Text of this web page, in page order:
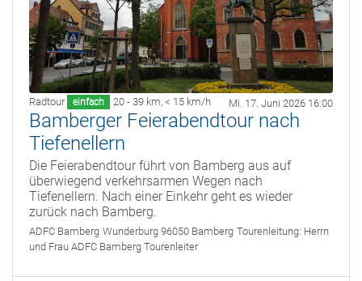
Radtour einfach 20 - 39 km, < 15 km/h Mi. 17. Juni 2026 16:00
Bamberger Feierabendtour nach
Tiefenellern
Die Feierabendtour führt von Bamberg aus auf
überwiegend verkehrsarmen Wegen nach
Tiefenellern. Nach einer Einkehr geht es wieder
zurück nach Bamberg.
ADFC Bamberg Wunderburg 96050 Bamberg Tourenleitung: Herrn
und Frau ADFC Bamberg Tourenleiter